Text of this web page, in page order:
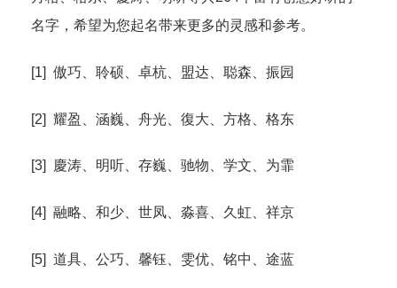
名字，希望为您起名带来更多的灵感和参考。
[1] 傲巧、聆硕、卓杭、盟达、聪森、振园
[2] 耀盈、涵巍、舟光、復大、方格、格东
[3] 慶涛、明听、存巍、驰物、学文、为霏
[4] 融略、和少、世凤、淼喜、久虹、祥京
[5] 道具、公巧、馨钰、雯优、铭中、途蓝